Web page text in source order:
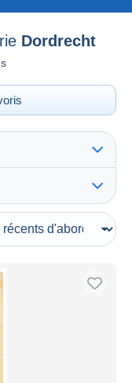
Dordrecht